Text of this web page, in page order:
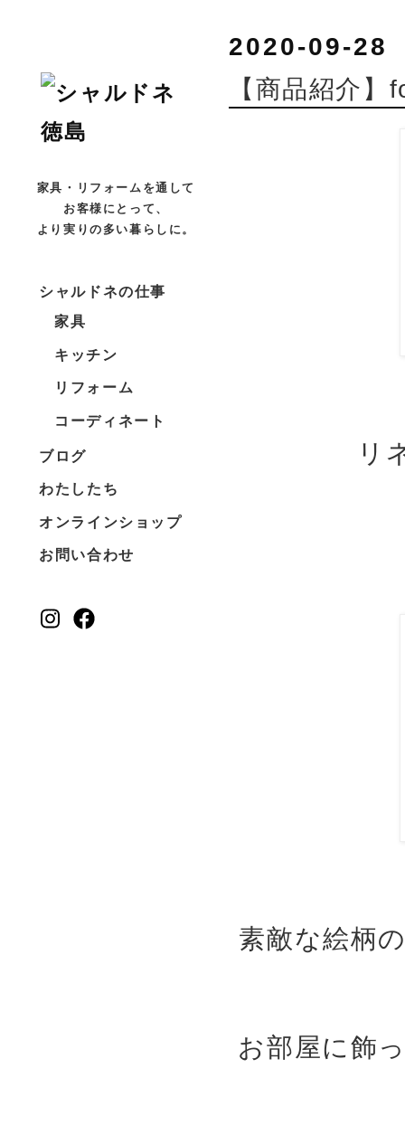
家具・リフォームを通して
お客様にとって、
より実りの多い暮らしに。
シャルドネの仕事
家具
キッチン
リフォーム
コーディネート
ブログ
わたしたち
オンラインショップ
お問い合わせ
2020-09-28
【商品紹介
リ
素敵な絵柄
お部屋に飾